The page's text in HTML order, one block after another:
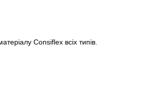
Consiflex всіх типів.